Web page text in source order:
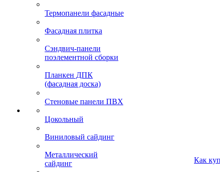
Термопанели фасадные
Фасадная плитка
Сэндвич-панели
поэлементной сборки
Планкен ДПК
(фасадная доска)
Стеновые панели ПВХ
Цокольный
Виниловый сайдинг
Металлический
сайдинг
Как